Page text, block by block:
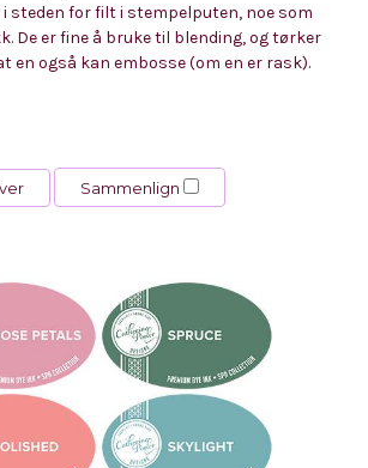
steden for filt i stempelputen, noe som
De er fine å bruke til blending, og tørker
en også kan embosse (om en er rask).
Sammenlign